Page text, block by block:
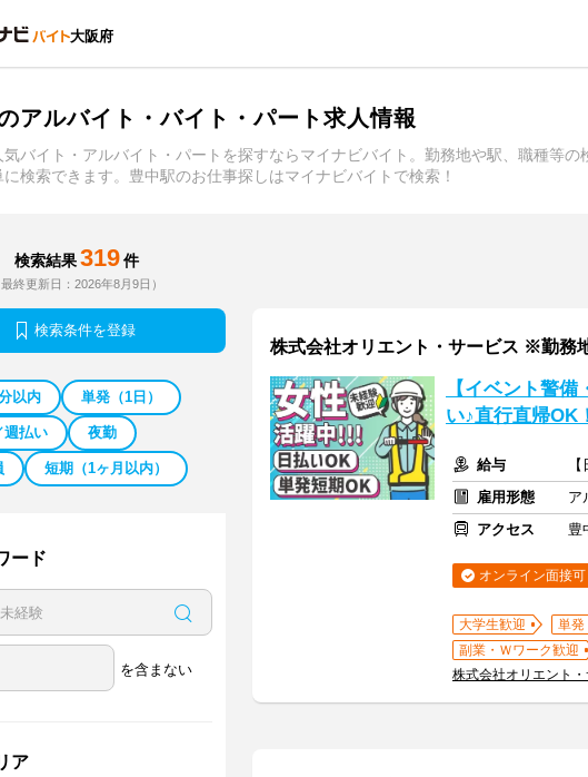
大阪府
アルバイト・バイト・パート求人情報
気バイト・アルバイト・パートを探すならマイナビバイト。勤務地や駅、職種等
検索できます。豊中駅のお仕事探しはマイナビバイトで検索！
検索結果 319 件
最終更新日：2026年8月9日）
検索条件を登録
以内 単発（1日）
週払い 夜勤
短期（1ヶ月以内）
ード
を含まない
ア
株式会社オリエント・サービス ※勤務
【イベント警
い♪直行直帰OK！
給与
雇用形態
ア
アクセス
豊
オンライン面接可
大学生歓迎 単発
副業・Ｗワーク歓迎
株式会社オリエント